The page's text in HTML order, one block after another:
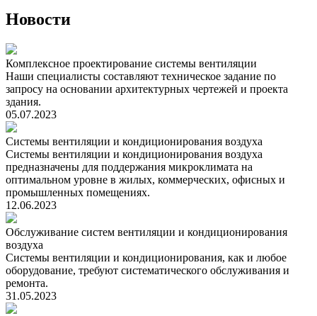
Новости
Комплексное проектирование системы вентиляции
Наши специалисты составляют техническое задание по
запросу на основании архитектурных чертежей и проекта
здания.
05.07.2023
Системы вентиляции и кондиционирования воздуха
Системы вентиляции и кондиционирования воздуха
предназначены для поддержания микроклимата на
оптимальном уровне в жилых, коммерческих, офисных и
промышленных помещениях.
12.06.2023
Обслуживание систем вентиляции и кондиционирования
воздуха
Системы вентиляции и кондиционирования, как и любое
оборудование, требуют систематического обслуживания и
ремонта.
31.05.2023